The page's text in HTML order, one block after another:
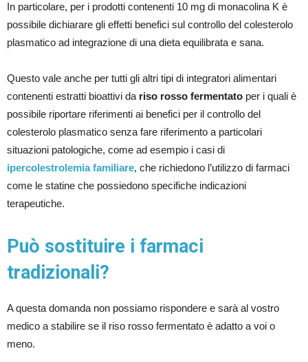
In particolare, per i prodotti contenenti 10 mg di monacolina K è
possibile dichiarare gli effetti benefici sul controllo del colesterolo
plasmatico ad integrazione di una dieta equilibrata e sana.
Questo vale anche per tutti gli altri tipi di integratori alimentari
contenenti estratti bioattivi da riso rosso fermentato per i quali è
possibile riportare riferimenti ai benefici per il controllo del
colesterolo plasmatico senza fare riferimento a particolari
situazioni patologiche, come ad esempio i casi di
ipercolestrolemia familiare, che richiedono l’utilizzo di farmaci
come le statine che possiedono specifiche indicazioni
terapeutiche.
Può sostituire i farmaci
tradizionali?
A questa domanda non possiamo rispondere e sarà al vostro
medico a stabilire se il riso rosso fermentato è adatto a voi o
meno.